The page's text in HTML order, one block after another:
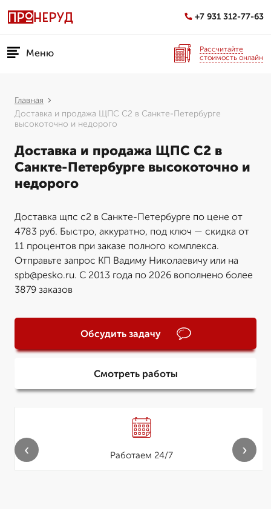
+7 931 312-77-63
Меню
Рассчитайте
стоимость онлайн
Главная
Доставка и продажа ЩПС С2 в Санкте-Петербурге
высокоточно и недорого
Доставка и продажа ЩПС С2 в
Санкте-Петербурге высокоточно и
недорого
Доставка щпс с2 в Санкте-Петербурге по цене от
4783 руб. Быстро, аккуратно, под ключ — скидка от
11 процентов при заказе полного комплекса.
Отправьте запрос КП Вадиму Николаевичу или на
spb@pesko.ru. С 2013 года по 2026 вополнено более
3879 заказов
Обсудить задачу
Смотреть работы
Работаем 24/7
‹ ›